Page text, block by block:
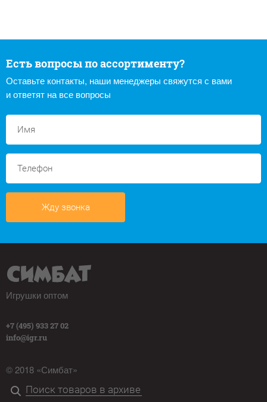
Есть вопросы по ассортименту?
Оставьте контакты, наши менеджеры свяжутся с вами
и ответят на все вопросы
Жду звонка
Игрушки оптом
+7 (495) 933 27 02
info@igr.ru
© 2018 «Симбат»